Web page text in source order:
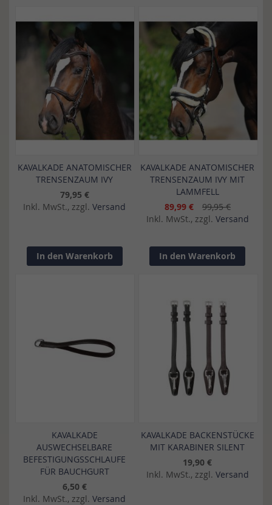
KAVALKADE ANATOMISCHER
TRENSENZAUM IVY
79,95 €
Inkl. MwSt., zzgl. Versand
In den Warenkorb
KAVALKADE ANATOMISCHER
TRENSENZAUM IVY MIT
LAMMFELL
89,99 €
99,95 €
Inkl. MwSt., zzgl. Versand
In den Warenkorb
KAVALKADE
AUSWECHSELBARE
BEFESTIGUNGSSCHLAUFE
FÜR BAUCHGURT
6,50 €
Inkl. MwSt., zzgl. Versand
KAVALKADE BACKENSTÜCKE
MIT KARABINER SILENT
19,90 €
Inkl. MwSt., zzgl. Versand